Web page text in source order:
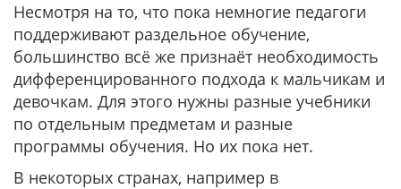
Несмотря на то, что пока немногие педагоги
поддерживают раздельное обучение,
большинство всё же признаёт необходимость
дифференцированного подхода к мальчикам и
девочкам. Для этого нужны разные учебники
по отдельным предметам и разные
программы обучения. Но их пока нет.
В некоторых странах, например в